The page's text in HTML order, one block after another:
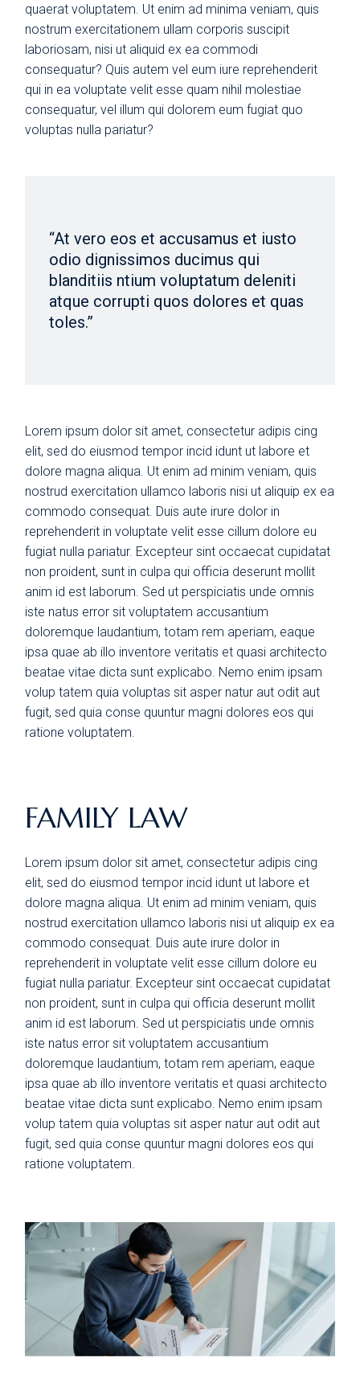
quaerat voluptatem. Ut enim ad minima veniam, quis
nostrum exercitationem ullam corporis suscipit
laboriosam, nisi ut aliquid ex ea commodi
consequatur? Quis autem vel eum iure reprehenderit
qui in ea voluptate velit esse quam nihil molestiae
consequatur, vel illum qui dolorem eum fugiat quo
voluptas nulla pariatur?
“At vero eos et accusamus et iusto
odio dignissimos ducimus qui
blanditiis ntium voluptatum deleniti
atque corrupti quos dolores et quas
toles.”
Lorem ipsum dolor sit amet, consectetur adipis cing
elit, sed do eiusmod tempor incid idunt ut labore et
dolore magna aliqua. Ut enim ad minim veniam, quis
nostrud exercitation ullamco laboris nisi ut aliquip ex ea
commodo consequat. Duis aute irure dolor in
reprehenderit in voluptate velit esse cillum dolore eu
fugiat nulla pariatur. Excepteur sint occaecat cupidatat
non proident, sunt in culpa qui officia deserunt mollit
anim id est laborum. Sed ut perspiciatis unde omnis
iste natus error sit voluptatem accusantium
doloremque laudantium, totam rem aperiam, eaque
ipsa quae ab illo inventore veritatis et quasi architecto
beatae vitae dicta sunt explicabo. Nemo enim ipsam
volup tatem quia voluptas sit asper natur aut odit aut
fugit, sed quia conse quuntur magni dolores eos qui
ratione voluptatem.
FAMILY LAW
Lorem ipsum dolor sit amet, consectetur adipis cing
elit, sed do eiusmod tempor incid idunt ut labore et
dolore magna aliqua. Ut enim ad minim veniam, quis
nostrud exercitation ullamco laboris nisi ut aliquip ex ea
commodo consequat. Duis aute irure dolor in
reprehenderit in voluptate velit esse cillum dolore eu
fugiat nulla pariatur. Excepteur sint occaecat cupidatat
non proident, sunt in culpa qui officia deserunt mollit
anim id est laborum. Sed ut perspiciatis unde omnis
iste natus error sit voluptatem accusantium
doloremque laudantium, totam rem aperiam, eaque
ipsa quae ab illo inventore veritatis et quasi architecto
beatae vitae dicta sunt explicabo. Nemo enim ipsam
volup tatem quia voluptas sit asper natur aut odit aut
fugit, sed quia conse quuntur magni dolores eos qui
ratione voluptatem.